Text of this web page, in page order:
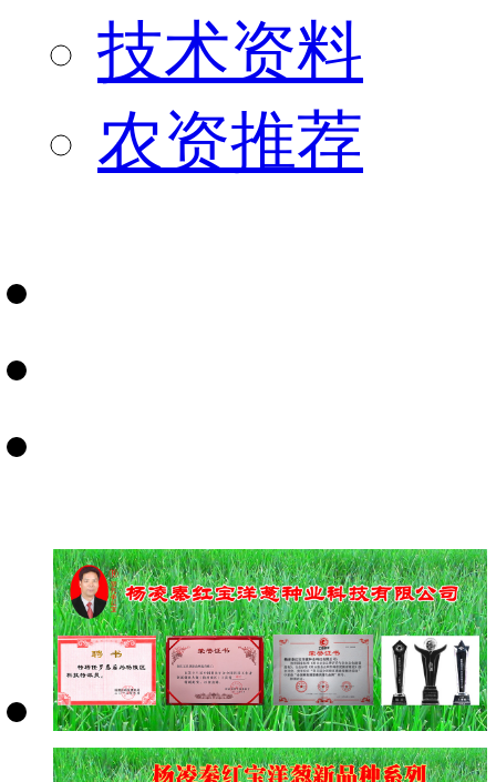
技术资料
农资推荐